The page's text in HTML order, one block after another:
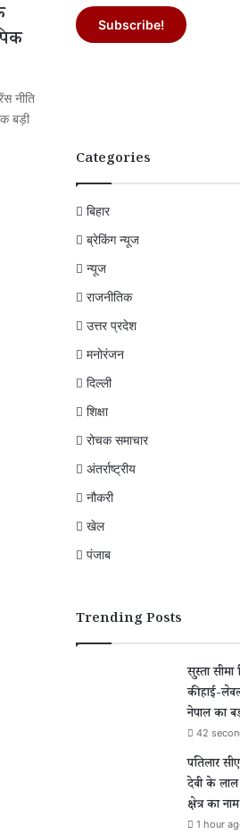
नीति
बड़ी
Categories
बिहार
ब्रेकिंग न्यूज
न्यूज
राजनीतिक
उत्तर प्रदेश
मनोरंजन
दिल्ली
शिक्षा
रोचक समाचार
अंतर्राष्ट्रीय
नौकरी
खेल
पंजाब
Trending Posts
सुस्ता
की हाई-
नेपाल का
42
पतिलार
देवी के लाल
क्षेत्र का
1 hour